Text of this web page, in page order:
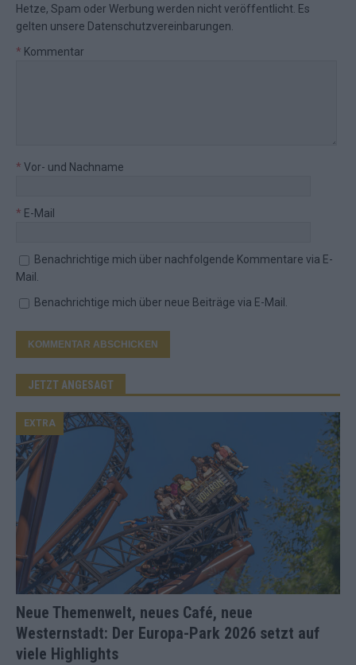
Hetze, Spam oder Werbung werden nicht veröffentlicht. Es
gelten unsere Datenschutzvereinbarungen
* Kommentar
* Vor- und Nachname
* E-Mail
Benachrichtige mich über nachfolgende Kommentare via E-
Mail.
Benachrichtige mich über neue Beiträge via E-Mail.
JETZT ANGESAGT
Neue Themenwelt, neues Café, neue
Westernstadt: Der Europa-Park 2026 setzt auf
viele Highlights
EXTRA